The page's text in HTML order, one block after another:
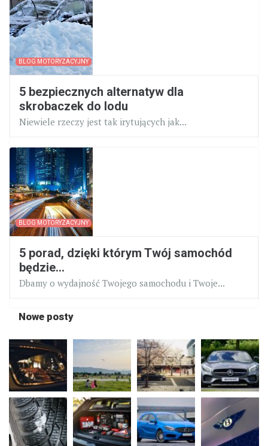
BLOG MOTORYZACYJNY
5 bezpiecznych alternatyw dla
skrobaczek do lodu
Niewiele rzeczy jest tak irytujących jak...
BLOG MOTORYZACYJNY
5 porad, dzięki którym Twój samochód
będzie...
Dbamy o wydajność Twojego samochodu i Twoje...
Nowe posty